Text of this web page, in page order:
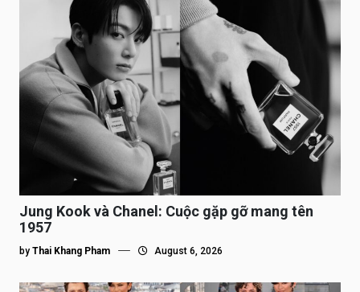
Jung Kook và Chanel: Cuộc gặp gỡ mang tên
1957
by Thai Khang Pham August 6, 2026